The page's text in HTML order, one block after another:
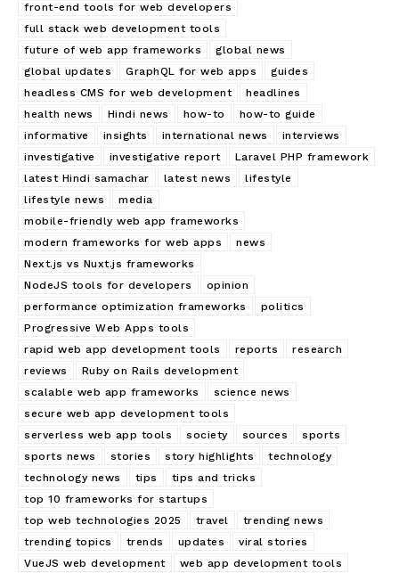
front-end tools for web developers
full stack web development tools
future of web app frameworks
global news
global updates
GraphQL for web apps
guides
headless CMS for web development
headlines
health news
Hindi news how-to
how-to guide
informative
insights international news
interviews
investigative
investigative report
Laravel PHP framework
latest Hindi samachar
latest news
lifestyle
lifestyle news
media
mobile-friendly web app frameworks
modern frameworks for web apps
news
Next.js vs Nuxt.js frameworks
NodeJS tools for developers
opinion
performance optimization frameworks
politics
Progressive Web Apps tools
rapid web app development tools
reports
research
reviews
Ruby on Rails development
scalable web app frameworks
science news
secure web app development tools
serverless web app tools
society sources
sports
sports news
stories story highlights
technology
technology news
tips
tips and tricks
top 10 frameworks for startups
top web technologies 2025
travel
trending news
trending topics
trends updates
viral stories
VueJS web development
web app development tools